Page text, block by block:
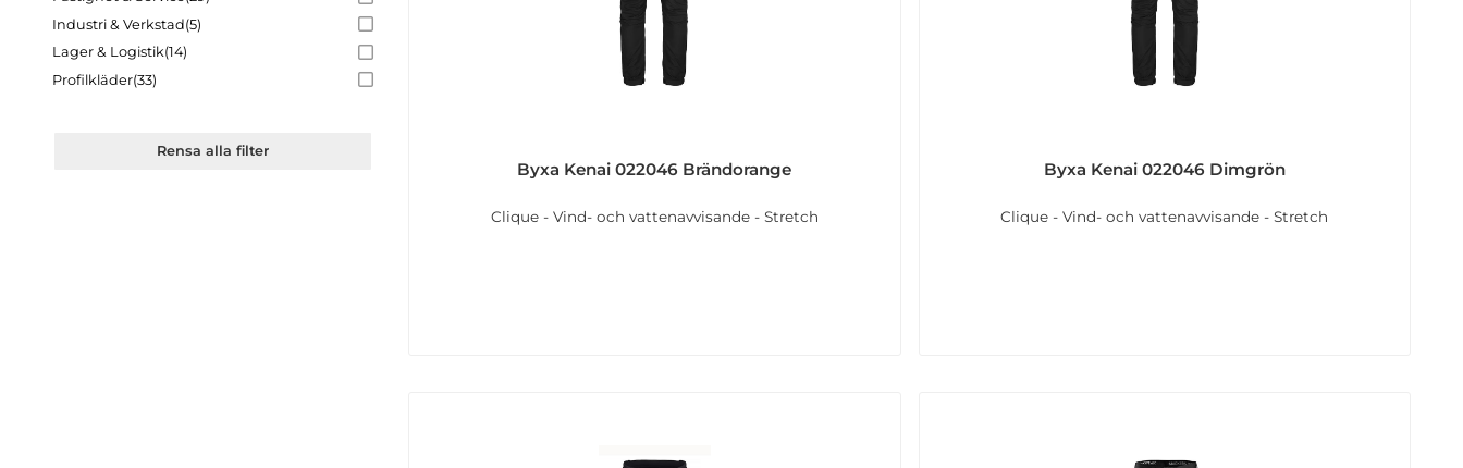
Rensa alla filter
Industri & Verkstad(5)
Lager & Logistik(14)
Profilkläder(33)
Byxa Kenai 022046 Brändorange
Clique - Vind- och vattenavvisande - Stretch
Byxa Kenai 022046 Dimgrön
Clique - Vind- och vattenavvisande - Stretch